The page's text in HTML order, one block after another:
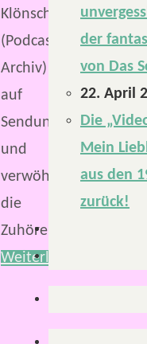
Klönschnack
(Podcast-
Archiv)
auf
Sendung
und
verwöhnt
die
Zuhörenden…
Weiterlesen
der
von Das
22. April
Die
Mein
aus den
zurück!